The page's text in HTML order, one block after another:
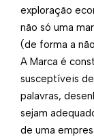
exploração
não só uma
(de forma a
A Marca é
susceptíveis
palavras,
sejam
de uma